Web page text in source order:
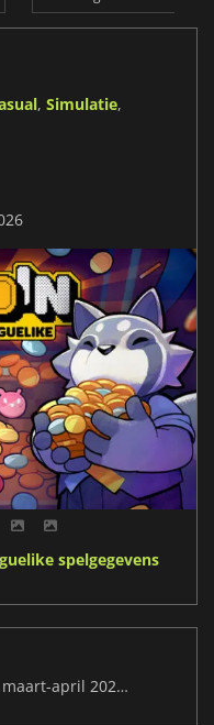
, Simulatie,
spelgegevens
Niuwe Videogames van de week - maart-april 2026 (week 14)